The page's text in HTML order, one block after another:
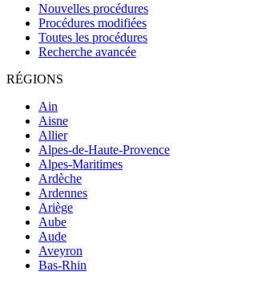
Nouvelles procédures
Procédures modifiées
Toutes les procédures
Recherche avancée
RÉGIONS
Ain
Aisne
Allier
Alpes-de-Haute-Provence
Alpes-Maritimes
Ardèche
Ardennes
Ariège
Aube
Aude
Aveyron
Bas-Rhin